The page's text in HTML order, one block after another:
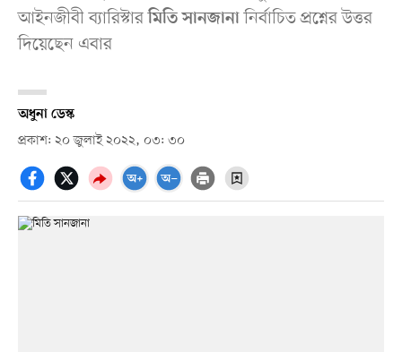
আইনজীবী ব্যারিস্টারমিতি সানজানানির্বাচিত প্রশ্নের উত্তর
দিয়েছেন এবার
অধুনা ডেস্ক
প্রকাশ: ২০ জুলাই ২০২২, ০৩: ৩০